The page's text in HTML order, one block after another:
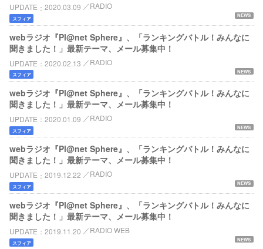
UPDATE 2020.03.09 RADIO
NEWS
スフィア
webラジオ『Pl@net Sphere』、「ランキングバトル！みんなに
聞きました！」最新テーマ、メール募集中！
UPDATE 2020.02.13 RADIO
NEWS
スフィア
webラジオ『Pl@net Sphere』、「ランキングバトル！みんなに
聞きました！」最新テーマ、メール募集中！
UPDATE 2020.01.09 RADIO
NEWS
スフィア
webラジオ『Pl@net Sphere』、「ランキングバトル！みんなに
聞きました！」最新テーマ、メール募集中！
UPDATE 2019.12.22 RADIO
NEWS
スフィア
webラジオ『Pl@net Sphere』、「ランキングバトル！みんなに
聞きました！」最新テーマ、メール募集中！
UPDATE 2019.11.20 RADIO WEB
NEWS
スフィア